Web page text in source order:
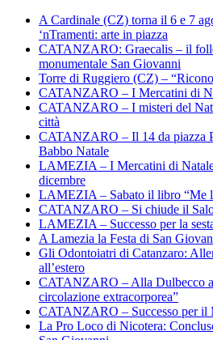
A Cardinale (CZ) torna il 6 e 7
‘nTramenti: arte in piazza
CATANZARO: Graecalis – il
monumentale San Giovanni
Torre di Ruggiero (CZ) –
CATANZARO – I Mercatini di
CATANZARO – I misteri del
città
CATANZARO – Il 14 da piazza
Babbo Natale
LAMEZIA – I Mercatini di
dicembre
LAMEZIA – Sabato il libro “Me
CATANZARO – Si chiude il
LAMEZIA – Successo per la
A Lamezia la Festa di San
Gli Odontoiatri di Catanzaro:
all’estero
CATANZARO – Alla Dulbecco
circolazione extracorporea”
CATANZARO – Successo per il
La Pro Loco di Nicotera: